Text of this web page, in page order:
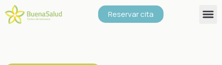
Reservar cita